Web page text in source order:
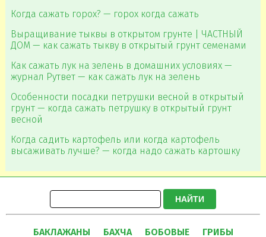
Когда сажать горох? — горох когда сажать
Выращивание тыквы в открытом грунте | ЧАСТНЫЙ
ДОМ — как сажать тыкву в открытый грунт семенами
Как сажать лук на зелень в домашних условиях —
журнал Рутвет — как сажать лук на зелень
Особенности посадки петрушки весной в открытый
грунт — когда сажать петрушку в открытый грунт
весной
Когда садить картофель или когда картофель
высаживать лучше? — когда надо сажать картошку
НАЙТИ
БАКЛАЖАНЫ БАХЧА БОБОВЫЕ ГРИБЫ